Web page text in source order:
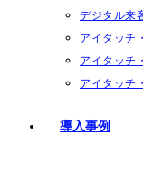
デジタル来
アイタッチ
アイタッチ
アイタッチ
導入事例